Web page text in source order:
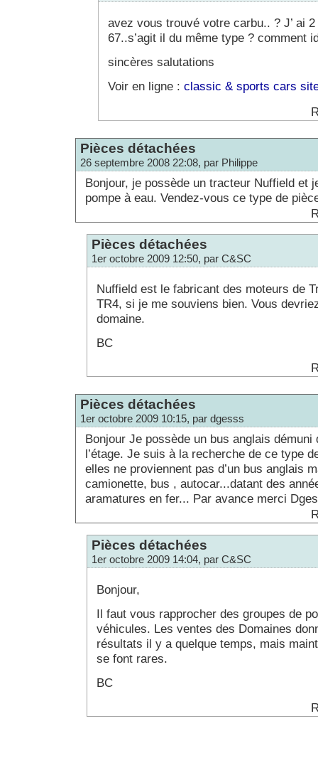
avez vous trouvé votre carbu.. ? J’ ai
67..s’agit il du même type ? comment
sincères salutations
Voir en ligne :classic & sports cars
Pièces détachées
26 septembre 2008 22:08, par Philippe
Bonjour, je possède un tracteur Nuffield et
pompe à eau. Vendez-vous ce type de
Pièces détachées
1er octobre 2009 12:50, par C&SC
Nuffield est le fabricant des moteurs de
TR4, si je me souviens bien. Vous
domaine.
BC
Pièces détachées
1er octobre 2009 10:15, par dgesss
Bonjour Je possède un bus anglais démuni
l’étage. Je suis à la recherche de ce type
elles ne proviennent pas d’un bus anglais
camionette, bus , autocar...datant des
aramatures en fer... Par avance merci
Pièces détachées
1er octobre 2009 14:04, par C&SC
Bonjour,
Il faut vous rapprocher des groupes de
véhicules. Les ventes des Domaines
résultats il y a quelque temps, mais
se font rares.
BC